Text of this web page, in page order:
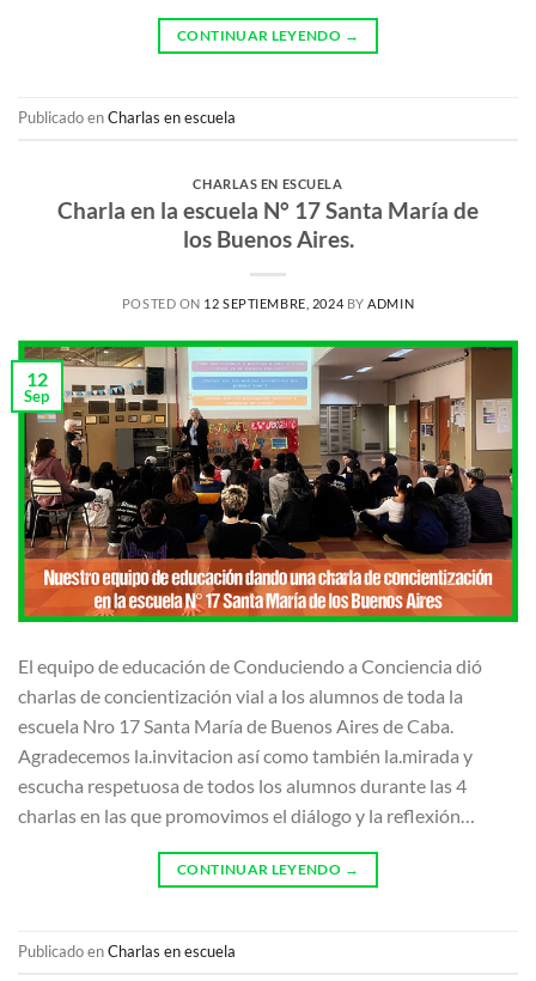
CONTINUAR LEYENDO →
Publicado enCharlas en escuela
CHARLAS EN ESCUELA
Charla en la escuela N° 17 Santa María de
los Buenos Aires.
POSTED ON 12 SEPTIEMBRE, 2024 BYADMIN
12
Sep
El equipo de educación de Conduciendo a Conciencia dió
charlas de concientización vial a los alumnos de toda la
escuela Nro 17 Santa María de Buenos Aires de Caba.
Agradecemos la.invitacion así como también la.mirada y
escucha respetuosa de todos los alumnos durante las 4
charlas en las que promovimos el diálogo y la reflexión…
CONTINUAR LEYENDO →
Publicado enCharlas en escuela